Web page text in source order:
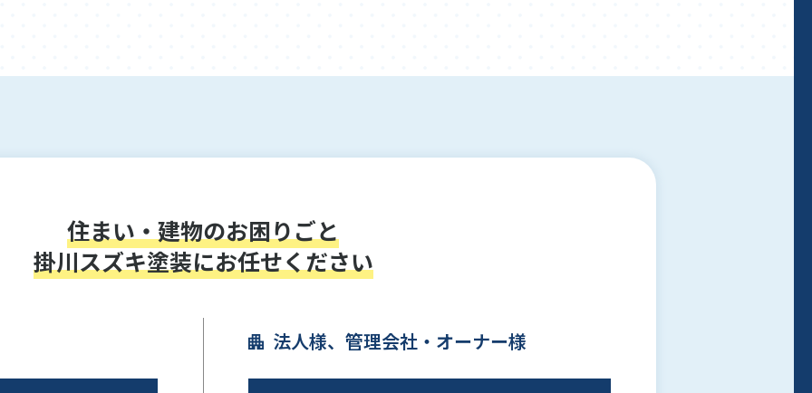
住まい・建物のお困りごと
掛川スズキ塗装にお任せください
法人様、管理会社・オーナー様